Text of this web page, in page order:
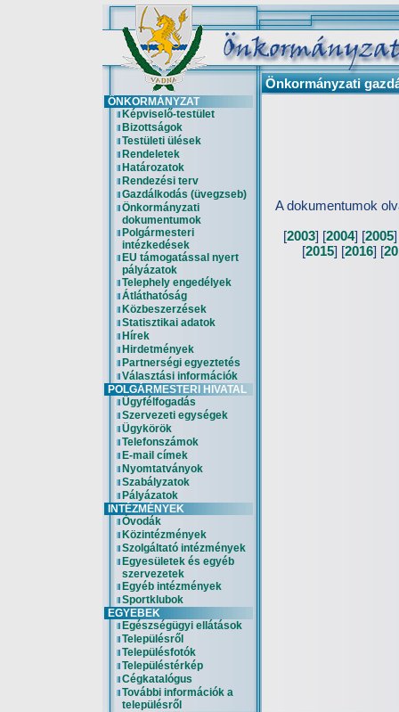
Önkormányzati
ÖNKORMÁNYZAT
Képviselő-testület
Bizottságok
Testületi ülések
Rendeletek
Határozatok
Rendezési terv
Gazdálkodás (üvegzseb)
Önkormányzati
dokumentumok
Polgármesteri
intézkedések
EU támogatással nyert
pályázatok
Telephely engedélyek
Átláthatóság
Közbeszerzések
Statisztikai adatok
Hírek
Hirdetmények
Partnerségi egyeztetés
Választási információk
POLGÁRMESTERI HIVATAL
Ügyfélfogadás
Szervezeti egységek
Ügykörök
Telefonszámok
E-mail címek
Nyomtatványok
Szabályzatok
Pályázatok
INTÉZMÉNYEK
Óvodák
Közintézmények
Szolgáltató intézmények
Egyesületek és egyéb
szervezetek
Egyéb intézmények
Sportklubok
EGYEBEK
Egészségügyi ellátások
Településről
Településfotók
Településtérkép
Cégkatalógus
További információk a
településről
A dokumentumok
[2003] [2004] [2005]
[2015] [2016] [